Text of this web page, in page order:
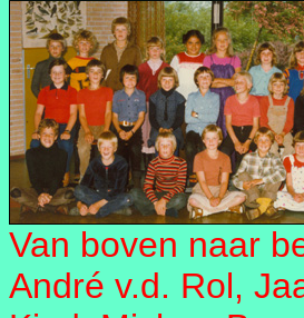
Van boven naar
André v.d. Rol,